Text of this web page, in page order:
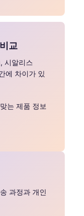
교
시알리스
에 차이가 있
는 제품 정보
과정과 개인